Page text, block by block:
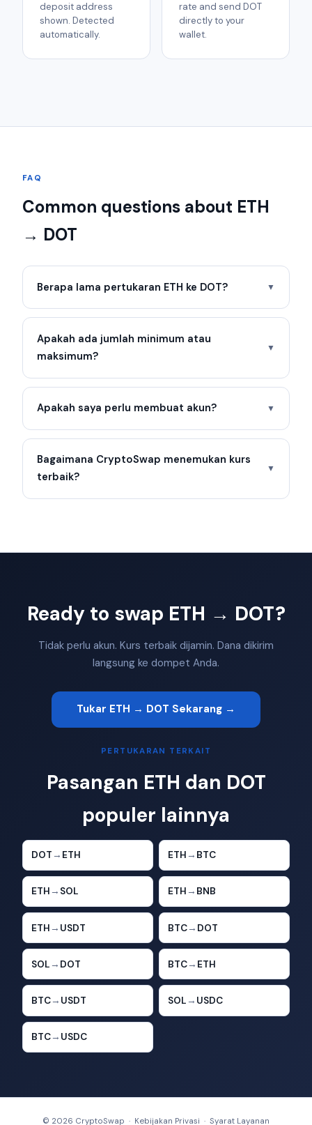
deposit address
shown. Detected
automatically.
rate and send DOT
directly to your
wallet.
FAQ
Common questions about ETH
→ DOT
Berapa lama pertukaran ETH ke DOT? ▼
Apakah ada jumlah minimum atau
maksimum?
▼
Apakah saya perlu membuat akun? ▼
Bagaimana CryptoSwap menemukan kurs
terbaik?
▼
Ready to swap ETH → DOT?
Tidak perlu akun. Kurs terbaik dijamin. Dana dikirim
langsung ke dompet Anda.
Tukar ETH → DOT Sekarang →
PERTUKARAN TERKAIT
Pasangan ETH dan DOT
populer lainnya
DOT → ETH ETH → BTC
ETH → SOL ETH → BNB
ETH → USDT BTC→ DOT
SOL → DOT BTC→ ETH
BTC→ USDT SOL → USDC
BTC→ USDC
© 2026 CryptoSwap · Kebijakan Privasi · Syarat Layanan